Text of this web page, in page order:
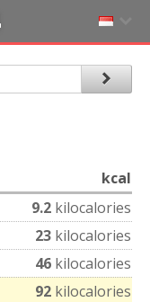
kcal
9.2 kilocalories
23 kilocalories
46 kilocalories
92 kilocalories